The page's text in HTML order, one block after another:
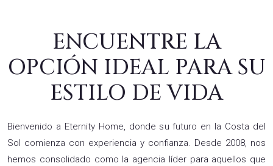
ENCUENTRE LA
OPCIÓN IDEAL PARA SU
ESTILO DE VIDA
Bienvenido a Eternity Home, donde su futuro en la Costa del
Sol comienza con experiencia y confianza. Desde 2008, nos
hemos consolidado como la agencia líder para aquellos que